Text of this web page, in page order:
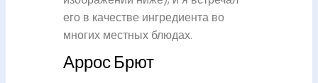
его в качестве ингредиента во
многих местных блюдах.
Аррос Брют